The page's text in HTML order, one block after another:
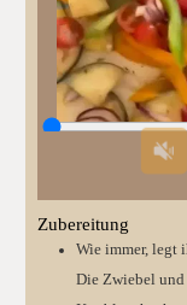
Zubereitung
Wie immer,
Die Zwiebel